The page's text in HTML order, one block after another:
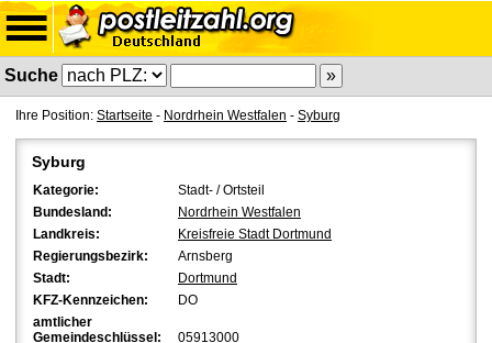
Suche
Ihre Position: Startseite - Nordrhein Westfalen - Syburg
Syburg
Kategorie:
Stadt- / Ortsteil
Bundesland:
Nordrhein Westfalen
Landkreis:
Kreisfreie Stadt Dortmund
Regierungsbezirk:
Arnsberg
Stadt:
Dortmund
KFZ-Kennzeichen:
DO
amtlicher
Gemeindeschlüssel:
05913000